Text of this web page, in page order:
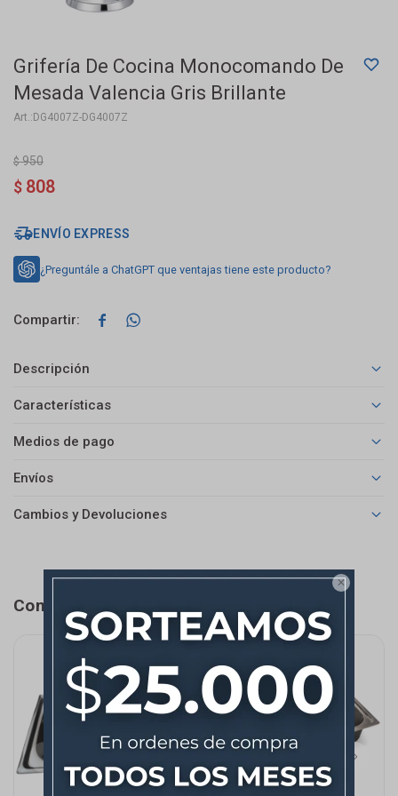

Grifería De Cocina Monocomando De
Mesada Valencia Gris Brillante
DG4007Z-DG4007Z
$ 808
$ 950
ENVÍO EXPRESS
¿Preguntále a ChatGPT que ventajas tiene este producto?
 
Descripción
Características
Medios de pago
Envíos
Cambios y Devoluciones
Completá tu compra